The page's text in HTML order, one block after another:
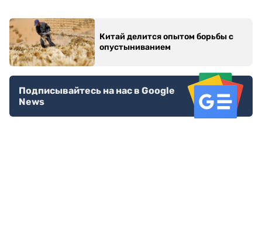
Китай делится опытом борьбы с
опустыниванием
Подписывайтесь на нас в Google
News